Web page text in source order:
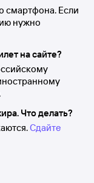
смартфона. Если
нужно
на сайте?
Что делать?
Сдайте